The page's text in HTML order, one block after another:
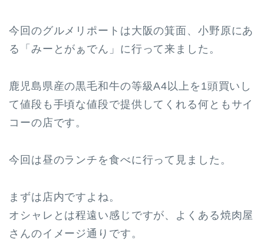
今回のグルメリポートは大阪の箕面、小野原にあ
る「みーとがぁでん」に行って来ました。
鹿児島県産の黒毛和牛の等級A4以上を1頭買いし
て値段も手頃な値段で提供してくれる何ともサイ
コーの店です。
今回は昼のランチを食べに行って見ました。
まずは店内ですよね。
オシャレとは程遠い感じですが、よくある焼肉屋
さんのイメージ通りです。